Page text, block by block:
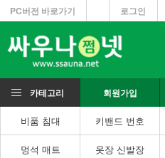
PC버전 바로가기 로그인
카테고리 회원가입
비품 침대 키밴드 번호
멍석 매트 옷장 신발장